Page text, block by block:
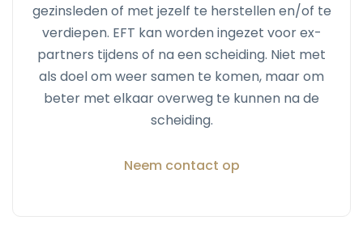
gezinsleden of met jezelf te herstellen en/of te
verdiepen. EFT kan worden ingezet voor ex-
partners tijdens of na een scheiding. Niet met
als doel om weer samen te komen, maar om
beter met elkaar overweg te kunnen na de
scheiding.
Neem contact op